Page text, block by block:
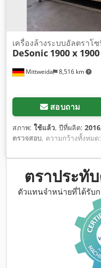
Mittweida 8,516 km
เครื่องล้างระบบอัลตราโ
DeSonic 1900 x
สอบถาม
สภาพ: ใช้แล้ว, ปีที่ผลิต: 2016
ตรวจสอบ, ความกว้างทั้งหมด:
เฟส, ความสูงภายใน:500 มม
1,900 มม , น้ำห
เข้า:400 V
ตราประทั
ตัวแทนจำหน่ายที่ได้รับ